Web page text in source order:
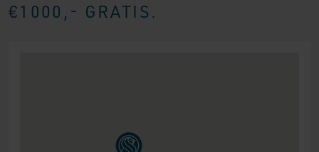
€1000,- GRATIS.